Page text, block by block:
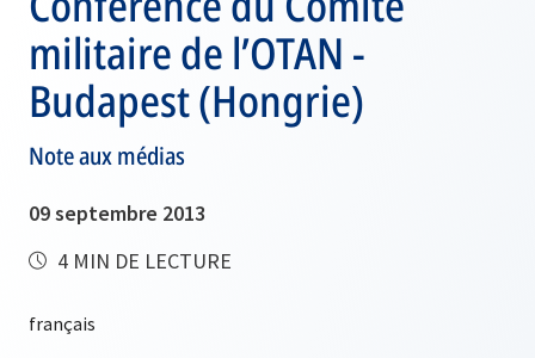
militaire de l’OTAN -
Budapest (Hongrie)
Note aux médias
09 septembre 2013
4 MIN DE LECTURE